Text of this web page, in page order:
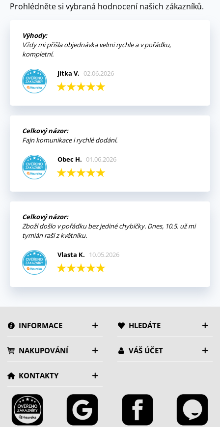
Prohlédněte si vybraná hodnocení našich zákazníků.
Výhody:
Vždy mi přišla objednávka velmi rychle a v pořádku,
kompletní.
Jitka V. 02.06.2026
Celkový názor:
Fajn komunikace i rychlé dodání.
Obec H. 01.06.2026
Celkový názor:
Zboží došlo v pořádku bez jediné chybičky. Dnes, 10.5. už mi
tymián raší z květníku.
Vlasta K. 10.05.2026
INFORMACE HLEDÁTE
NAKUPOVÁNÍ VÁŠ ÚČET
KONTAKTY